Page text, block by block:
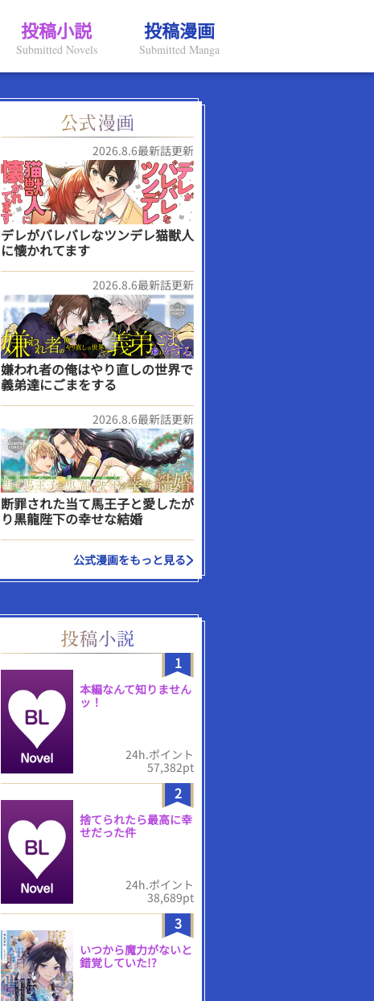
投稿小説
Submitted Novels
投稿漫画
Submitted Manga
2026.8.6最新話更新
デレがバレバレなツンデレ猫獣人
に懐かれてます
2026.8.6最新話更新
嫌われ者の俺はやり直しの世界で
義弟達にごまをする
2026.8.6最新話更新
断罪された当て馬王子と愛したが
り黒龍陛下の幸せな結婚
公式漫画をもっと見る
1
本編なんて知りません
ッ！
24h.ポイント
57,382pt
2
捨てられたら最高に幸
せだった件
24h.ポイント
38,689pt
3
いつから魔力がないと
錯覚していた!?